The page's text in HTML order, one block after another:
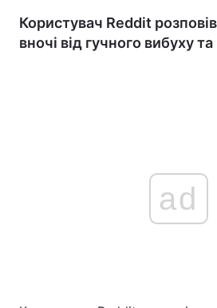
Користувач Reddit
вночі від гучного вибуху
ad